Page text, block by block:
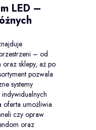
LED –
– od
sklepy, aż po
pozwala
systemy
oferta umożliwia
czy opraw
oraz